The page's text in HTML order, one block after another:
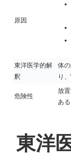
原因
東洋医学的解
釈
体
り
危険性
放
ある
東洋